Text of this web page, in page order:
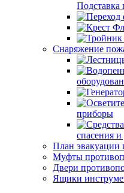
Подставка
Снаряжение
приборы
спасения и
План эвакуации
Муфты
Двери
Ящики